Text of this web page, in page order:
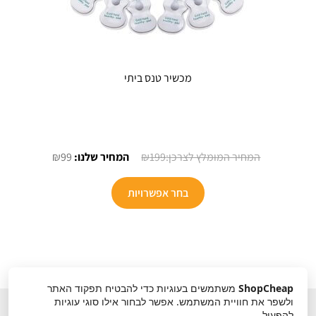
מכשיר טנס ביתי
₪199
המחיר
המקורי
היה:
₪199.
₪99
בחר אפשרויות
ShopCheap משתמשים בעוגיות כדי להבטיח תפקוד האתר
ולשפר את חוויית המשתמש. אפשר לבחור אילו סוגי עוגיות